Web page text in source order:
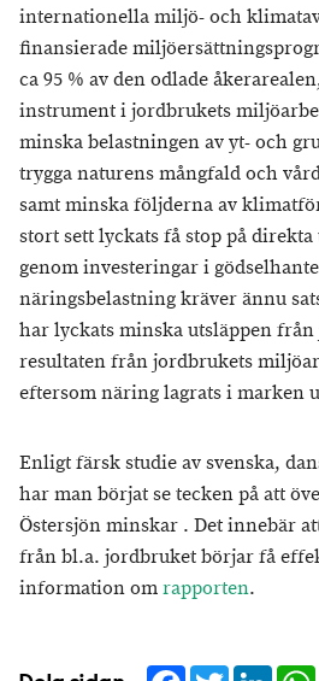
internationella miljö- och
finansierade
ca 95 % av den odlade
instrument i jordbrukets
minska belastningen av yt- och
trygga naturens mångfald och
samt minska följderna av
stort sett lyckats få stop på
genom investeringar i
näringsbelastning kräver ännu
har lyckats minska utsläppen
resultaten från jordbrukets
eftersom näring lagrats i marken
Enligt färsk studie av svenska,
har man börjat se tecken på att
Östersjön minskar . Det innebär
från bl.a. jordbruket börjar få
information omrapporten.
Facebook
Twitter